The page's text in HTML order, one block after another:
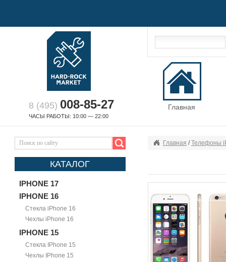
8 (495) 008-85-27
ЧАСЫ РАБОТЫ: 10:00 — 22:00
Главная
КАТАЛОГ
IPHONE 17
IPHONE 16
Стекла iPhone 16
Чехлы iPhone 16
IPHONE 15
Стекла IPhone 15
Чехлы IPhone 15
Главная /Телефоны